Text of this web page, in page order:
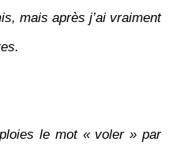
mais après j’ai vraiment
le mot « voler » par